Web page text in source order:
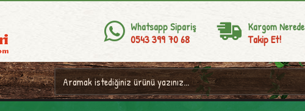
Whatsapp Sipariş
0543 399 70 68
Kargom Nerede
Takip Et!